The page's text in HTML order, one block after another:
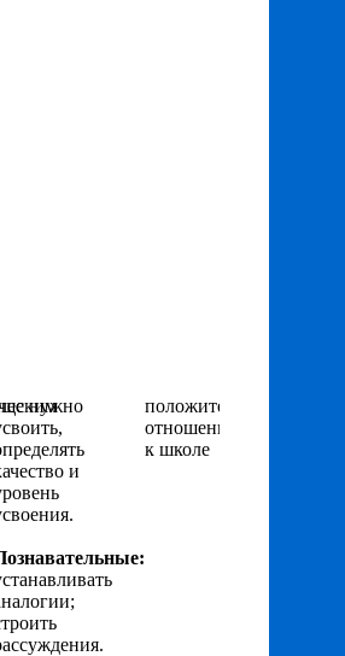
нужно
и
положительного
отношения
к школе